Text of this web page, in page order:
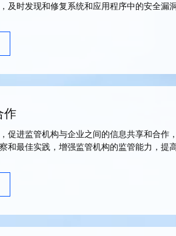
及时发现和修复系统和应用程序中的安全漏
作
促进监管机构与企业之间的信息共享和合作
和最佳实践，增强监管机构的监管能力，提